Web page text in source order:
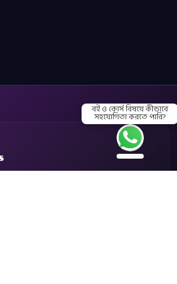
বই ও কোর্স বিষয়ে কীভাবে
সহযোগিতা করতে পারি?